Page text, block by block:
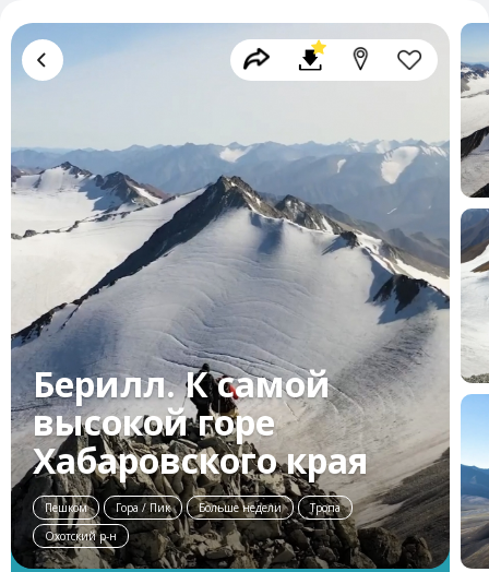
Берилл. К самой
высокой горе
Хабаровского края
Пешком Гора / Пик Больше недели
Тропа
Охотский р-н